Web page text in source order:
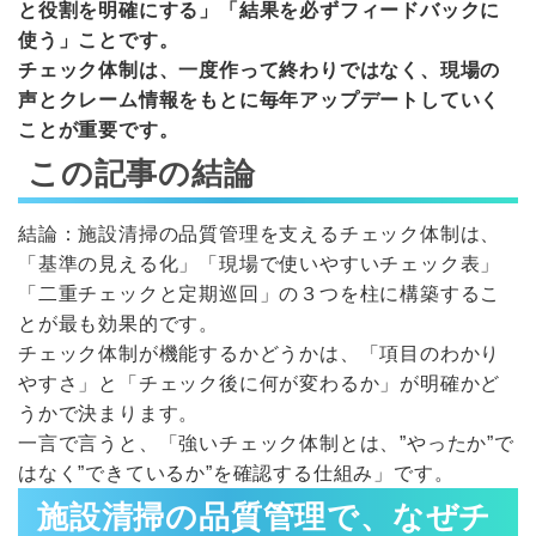
と役割を明確にする」「結果を必ずフィードバックに
使う」ことです。
チェック体制は、一度作って終わりではなく、現場の
声とクレーム情報をもとに毎年アップデートしていく
ことが重要です。
この記事の結論
結論：施設清掃の品質管理を支えるチェック体制は、
「基準の見える化」「現場で使いやすいチェック表」
「二重チェックと定期巡回」の３つを柱に構築するこ
とが最も効果的です。
チェック体制が機能するかどうかは、「項目のわかり
やすさ」と「チェック後に何が変わるか」が明確かど
うかで決まります。
一言で言うと、「強いチェック体制とは、”やったか”で
はなく”できているか”を確認する仕組み」です。
施設清掃の品質管理で、なぜチ